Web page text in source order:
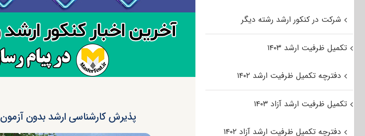
پذیرش کارشناسی ارشد بدون آزمون ۹۹ دانشگاه صنعتی سهند
شرکت در کنکور ارشد رشته دیگر
تکمیل ظرفیت ارشد ۱۴۰۳
دفترچه تکمیل ظرفیت ارشد ۱۴۰۲
تکمیل ظرفیت ارشد آزاد ۱۴۰۳
دفترچه تکمیل ظرفیت ارشد آزاد ۱۴۰۲